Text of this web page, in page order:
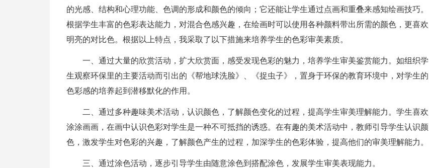
的光感、结构和心理功能、色调的形成和颜色的倾向；它还能让学生通过点画和重叠来感知绘画技巧。
根据学生丰富的色彩表达能力，对混合色感兴趣，在绘画时可以使用各种颜料带出所需的颜色，更喜欢
明亮的对比色。根据以上特点，我采取了以下措施来培养学生的色彩审美素质。
一、通过大量的欣赏活动，扩大欣赏面，感受发现色彩的魅力，培养学生审美鉴赏能力。如组织学
生观察环保里的主要活动而引出的《帮地球洗脸》、《捉虫子》，置身于环保的教育环境中，对学生的
色彩感的培养起到潜移默化的作用。
二、通过多种趣味美术活动，认识颜色，了解颜色变化的过程，提高学生审美理解能力。学生喜欢
涂涂画画，在画中认识色彩对学生是一种不可抵挡的诱惑。在有趣的美术活动中，教师引导学生认识颜
色，激发学生对色彩的兴趣，了解颜色产生的过程，加深学生的色彩体验，提高他们的审美理解能力。
三、通过涂色活动，逐步引导学生由随意涂色到搭配涂色，发展学生审美表现能力。